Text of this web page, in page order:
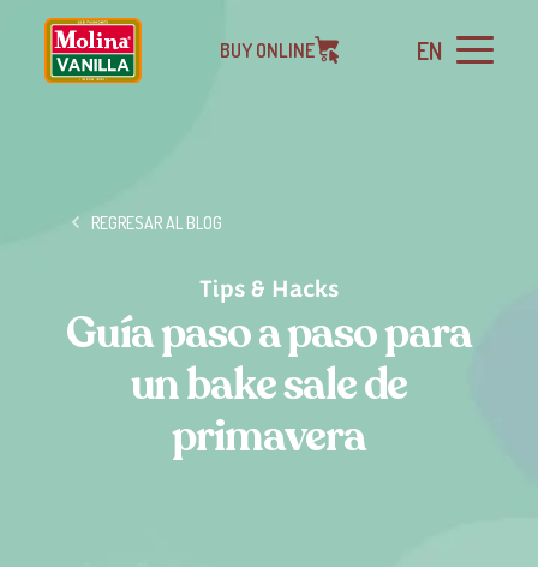
BUY ONLINE EN
REGRESAR AL BLOG
Tips & Hacks
Guía paso a paso para
un bake sale de
primavera